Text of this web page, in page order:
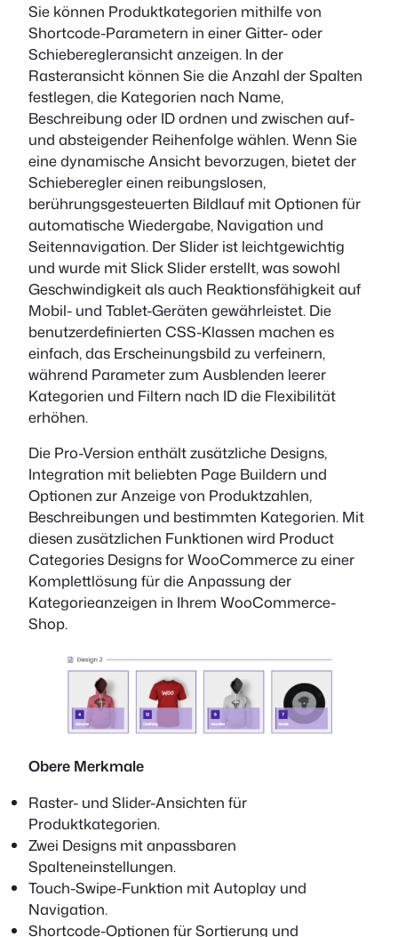
Sie können Produktkategorien mithilfe von
Shortcode-Parametern in einer Gitter- oder
Schieberegleransicht anzeigen. In der
Rasteransicht können Sie die Anzahl der Spalten
festlegen, die Kategorien nach Name,
Beschreibung oder ID ordnen und zwischen auf-
und absteigender Reihenfolge wählen. Wenn Sie
eine dynamische Ansicht bevorzugen, bietet der
Schieberegler einen reibungslosen,
berührungsgesteuerten Bildlauf mit Optionen für
automatische Wiedergabe, Navigation und
Seitennavigation. Der Slider ist leichtgewichtig
und wurde mit Slick Slider erstellt, was sowohl
Geschwindigkeit als auch Reaktionsfähigkeit auf
Mobil- und Tablet-Geräten gewährleistet. Die
benutzerdefinierten CSS-Klassen machen es
einfach, das Erscheinungsbild zu verfeinern,
während Parameter zum Ausblenden leerer
Kategorien und Filtern nach ID die Flexibilität
erhöhen.
Die Pro-Version enthält zusätzliche Designs,
Integration mit beliebten Page Buildern und
Optionen zur Anzeige von Produktzahlen,
Beschreibungen und bestimmten Kategorien. Mit
diesen zusätzlichen Funktionen wird Product
Categories Designs for WooCommerce zu einer
Komplettlösung für die Anpassung der
Kategorieanzeigen in Ihrem WooCommerce-
Shop.
Obere Merkmale
Raster- und Slider-Ansichten für
Produktkategorien.
Zwei Designs mit anpassbaren
Spalteneinstellungen.
Touch-Swipe-Funktion mit Autoplay und
Navigation.
Shortcode-Optionen für Sortierung und